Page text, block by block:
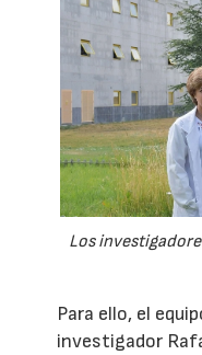
Los
Para ello, el
investigador